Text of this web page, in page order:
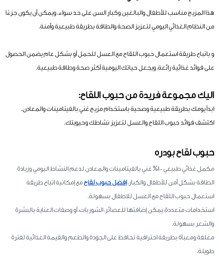
هذا المزيج مناسب للأطفال والبالغين وكبار السن على حد سواء، ويمكن أن يكون جزءًا
من النظام الغذائي اليومي لتعزيز الصحة والطاقة بطريقة طبيعية وآمنة.
و باتباع طريقة استعمال حبوب اللقاح مع العسل للحمل أو بشكل عام يضمن الحصول
على فوائد غذائية رائعة، ويجعل حياتك اليومية أكثر صحة وطاقة طبيعية.
اليك مجموعة فريدة من حبوب اللقاح:
ابدأ يومك بطريقة طبيعية وصحية باستخدام مزيج غني بالفيتامينات والمعادن.
اكتشف فوائد حبوب اللقاح والعسل لتعزيز نشاطك وحيويتك.
حبوب لقاح بودره
مكمل غذائي طبيعي 100% غني بالفيتامينات والمعادن لدعم النشاط اليومي وزيادة
الطاقة بشكل آمن للأطفال والكبار،افضل حبوب لقاحمع إمكانية اتباع طريقة
استعمال حبوب اللقاح مع العسل للاطفال بسهولة.
استخدامات متعددة، يمكن إضافتها للعصائر، الشوربات، أو وصفات العناية بالبشرة
والشعر بسهولة.
مغلفة ومعبأة بطريقة احترافية تحافظ على الجودة والطعم والقيمة الغذائية لفترة
طويلة.